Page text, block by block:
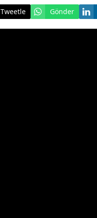
Tweetle Gönder